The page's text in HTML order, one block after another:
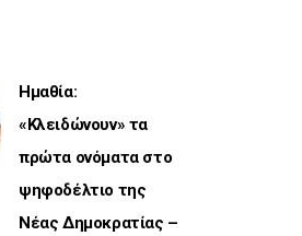
Ημαθία:
«Κλειδώνουν» τα
πρώτα ονόματα στο
ψηφοδέλτιο της
Νέας Δημοκρατίας –